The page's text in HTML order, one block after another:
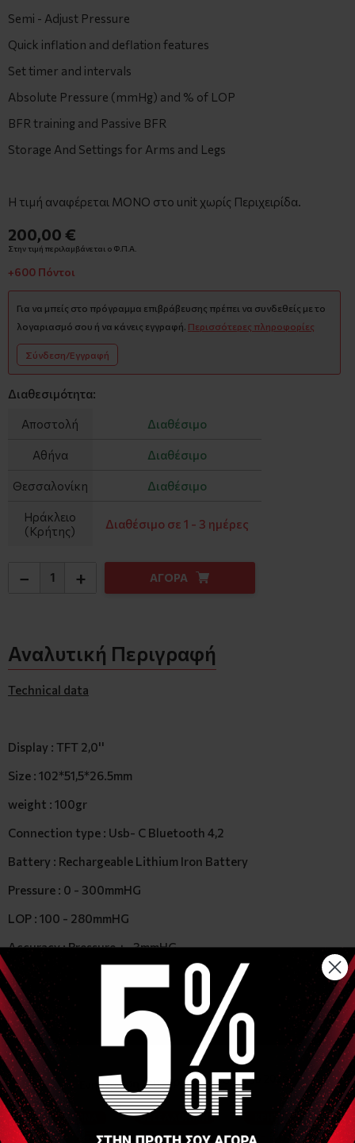
Semi - Adjust Pressure
Quick inflation and deflation features
Set timer and intervals
Absolute Pressure (mmHg) and % of LOP
BFR training and Passive BFR
Storage And Settings for Arms and Legs
Η τιμή αναφέρεται ΜΟΝΟ στο unit χωρίς Περιχειρίδα.
200,00 €
Στην τιμή περιλαμβάνεται ο Φ.Π.Α.
+600 Πόντοι
Για να μπείς στο πρόγραμμα επιβράβευσης πρέπει να συνδεθείς με το
λογαριασμό σου ή να κάνεις εγγραφή. Περισσότερες πληροφορίες
Σύνδεση/Εγγραφή
Διαθεσιμότητα:
Αποστολή Διαθέσιμο
Αθήνα Διαθέσιμο
Θεσσαλονίκη Διαθέσιμο
Ηράκλειο
(Κρήτης)
Διαθέσιμο σε 1 - 3 ημέρες
− + ΑΓΟΡΑ
Αναλυτική Περιγραφή
Technical data
Display : TFT 2,0''
Size : 102*51,5*26.5mm
weight : 100gr
Connection type : Usb- C Bluetooth 4,2
Battery : Rechargeable Lithium Iron Battery
Pressure : 0 - 300mmHG
LOP : 100 - 280mmHG
Accuracy : Pressure +- 3mmHG
Operating Condition : Ambient temperature 5 -40 celcious